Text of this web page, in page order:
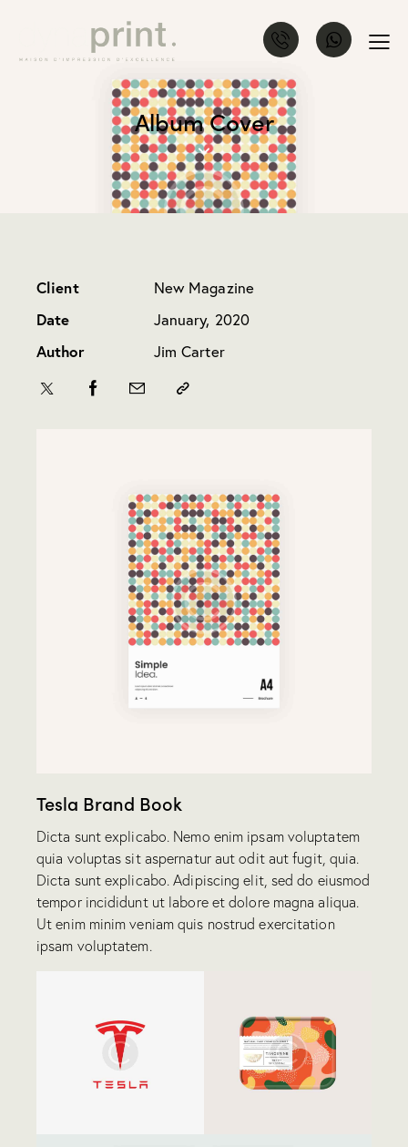
Album Cover
Tesla Brand Book
Dicta sunt explicabo. Nemo enim ipsam voluptatem
quia voluptas sit aspernatur aut odit aut fugit, quia.
Dicta sunt explicabo. Adipiscing elit, sed do eiusmod
tempor incididunt ut labore et dolore magna aliqua.
Ut enim minim veniam quis nostrud exercitation
ipsam voluptatem.
Client
New Magazine
Date
January, 2020
Author
Jim Carter